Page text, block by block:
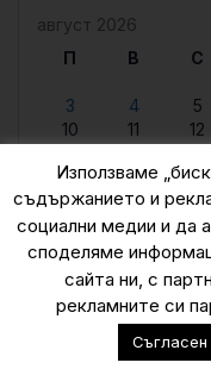
август 2026
П
В С
3
4 5
10
11 12
24
25 26
31
« юни
Използваме
съдържанието и
социални медии и да
споделяме
сайта ни, с
рекламните си